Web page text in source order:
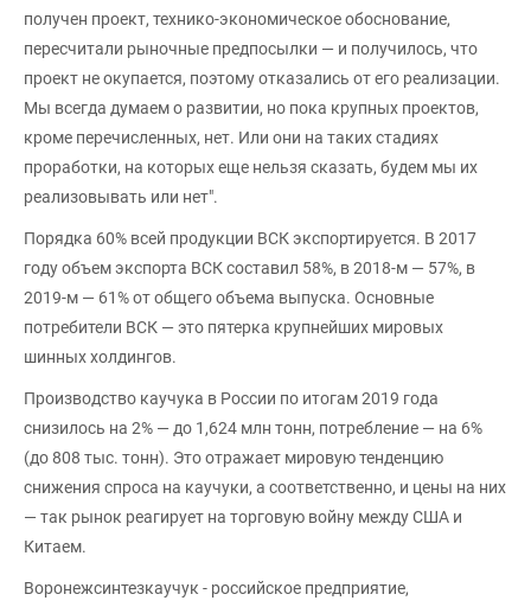
получен проект, технико-экономическое обоснование,
пересчитали рыночные предпосылки — и получилось, что
проект не окупается, поэтому отказались от его реализации.
Мы всегда думаем о развитии, но пока крупных проектов,
кроме перечисленных, нет. Или они на таких стадиях
проработки, на которых еще нельзя сказать, будем мы их
реализовывать или нет".
Порядка 60% всей продукции ВСК экспортируется. В 2017
году объем экспорта ВСК составил 58%, в 2018-м — 57%, в
2019-м — 61% от общего объема выпуска. Основные
потребители ВСК — это пятерка крупнейших мировых
шинных холдингов.
Производство каучука в России по итогам 2019 года
снизилось на 2% — до 1,624 млн тонн, потребление — на 6%
(до 808 тыс. тонн). Это отражает мировую тенденцию
снижения спроса на каучуки, а соответственно, и цены на них
— так рынок реагирует на торговую войну между США и
Китаем.
Воронежсинтезкаучук - российское предприятие,